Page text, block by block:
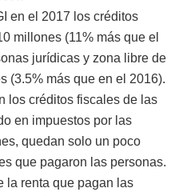
en el 2017 los créditos
millones (11% más que el
jurídicas y zona libre de
(3.5% más que en el 2016).
los créditos fiscales de las
en impuestos por las
quedan solo un poco
que pagaron las personas.
la renta que pagan las